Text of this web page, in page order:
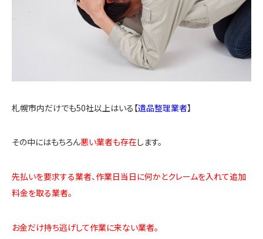
札幌市内だけでも50社以上はいる【遺品整理業者】
その中にはもちろん悪い業者も存在します。
先払いを要求する業者、作業日当日に何かとクレームを入れて追加
料金を取る業者。
お金だけ持ち逃げして作業に来ない業者。